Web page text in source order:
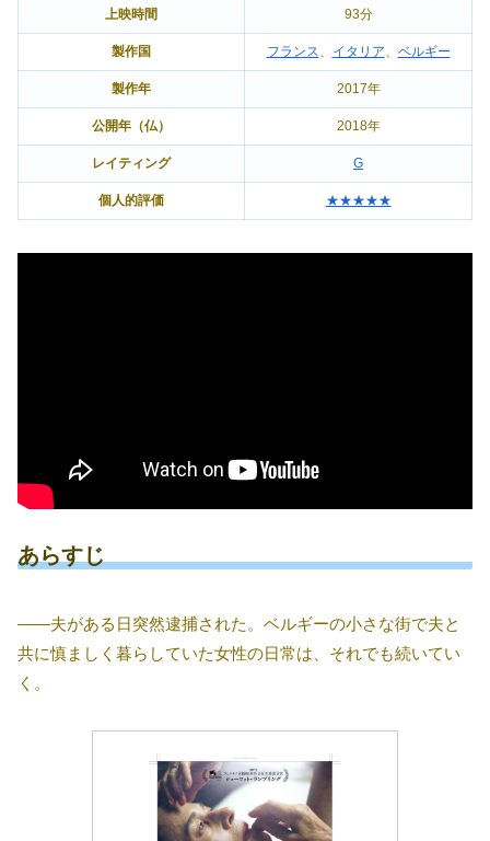
上映時間 93分
製作国 フランス、 イタリア、 ベルギー
製作年 2017年
公開年（仏） 2018年
レイティング G
個人的評価 ★★★★★
あらすじ
――夫がある日突然逮捕された。ベルギーの小さな街で夫と
共に慎ましく暮らしていた女性の日常は、それでも続いてい
く。